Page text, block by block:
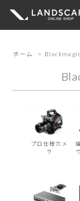
ホーム >
プロ仕様カメ
ラ